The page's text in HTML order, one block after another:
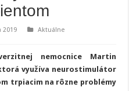
2019
Aktuálne
nemocnice Martin
využíva neurostimulátor
trpiacim na rôzne problémy